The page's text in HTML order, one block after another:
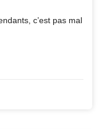
c’est pas mal